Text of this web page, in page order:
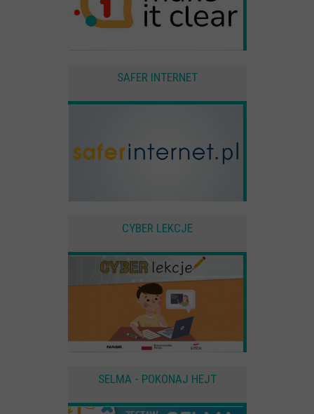
SAFER INTERNET
CYBER LEKCJE
SELMA - POKONAJ HEJT